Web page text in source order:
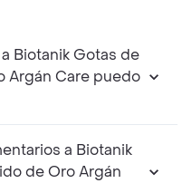
Biotanik Gotas de
Argán Care puedo
a Biotanik
de Oro Argán